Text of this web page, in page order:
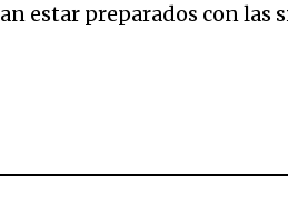
estar preparados con las